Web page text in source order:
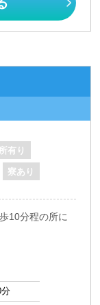
有り
寮あり
10分程の所に